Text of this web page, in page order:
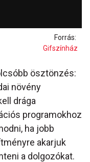
Forrás:
Gifszínház
ösztönzés:
növény
drága
programokhoz
ha jobb
akarjuk
a dolgozókat.